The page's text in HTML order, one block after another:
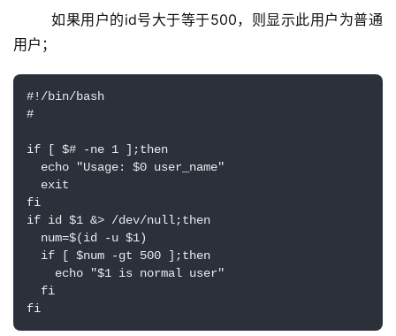
如果用户的id号大于等于500，则显示此用户为普通
用户；
#!/bin/bash
#
if [ $# -ne 1 ];then
echo "Usage: $0 user_name"
exit
fi
if id $1 &> /dev/null;then
num=$(id -u $1)
if [ $num -gt 500 ];then
echo "$1 is normal user"
fi
fi